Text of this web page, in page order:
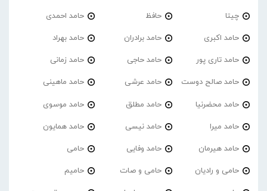
چیتا حافظ حامد احمدی
حامد اکبری حامد برادران حامد بهراد
حامد تاری پور حامد حاجی حامد زمانی
حامد صالح دوست حامد عرشی حامد ماهینی
حامد محضرنیا حامد مطلق حامد موسوی
حامد میرا حامد نیسی حامد همایون
حامد هیرمان حامد وفایی حامی
حامی و رادیان حامی و صات حامیم